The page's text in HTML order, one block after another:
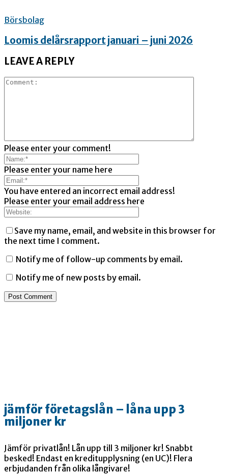
Börsbolag
Loomis delårsrapport januari – juni 2026
LEAVE A REPLY
Please enter your comment!
Please enter your name here
You have entered an incorrect email address!
Please enter your email address here
Save my name, email, and website in this browser for
the next time I comment.
Notify me of follow-up comments by email.
Notify me of new posts by email.
jämför företagslån – låna upp 3
miljoner kr
Jämför privatlån! Lån upp till 3 miljoner kr! Snabbt
besked! Endast en kreditupplysning (en UC)! Flera
erbjudanden från olika långivare!